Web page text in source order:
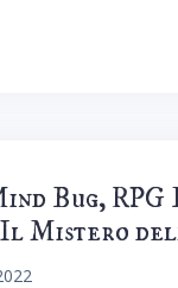
Bug,
Mistero